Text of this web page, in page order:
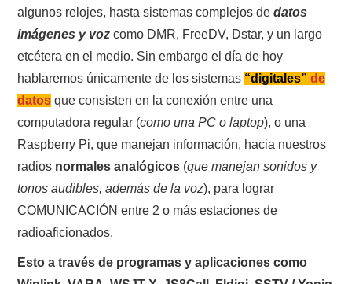
algunos relojes, hasta sistemas complejos dedatos
imágenes y voz como DMR, FreeDV, Dstar, y un largo
etcétera en el medio. Sin embargo el día de hoy
hablaremos únicamente de los sistemas “digitales”de
datos que consisten en la conexión entre una
computadora regular (como una PC o laptop), o una
Raspberry Pi, que manejan información, hacia nuestros
radios normales analógicos (que manejan sonidos y
tonos audibles, además de la voz), para lograr
COMUNICACIÓN entre 2 o más estaciones de
radioaficionados.
Esto a través de programas y aplicaciones como